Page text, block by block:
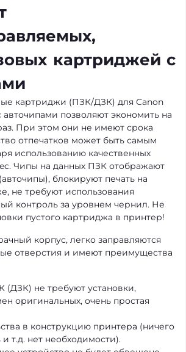
картриджей с
картриджи (ПЗК/ДЗК) для Canon
авточипами позволяют экономить на
При этом они не имеют срока
отпечатков может быть самым
использованию качественных
Чипы на данных ПЗК отображают
блокируют печать на
не требуют использования
контроль за уровнем чернил. Не
пустого картриджа в принтер!
корпус, легко заправляются
отверстия и имеют преимущества
(ДЗК) не требуют установки,
оригинальных, очень простая
в конструкцию принтера (ничего
т.д. нет необходимости).